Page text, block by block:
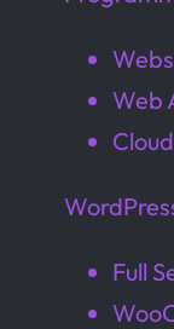
Web
Full